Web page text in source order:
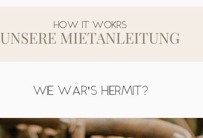
UNSERE MIETANLEITUNG
HOW IT WOKRS
WIE WÄR'S HIERMIT?